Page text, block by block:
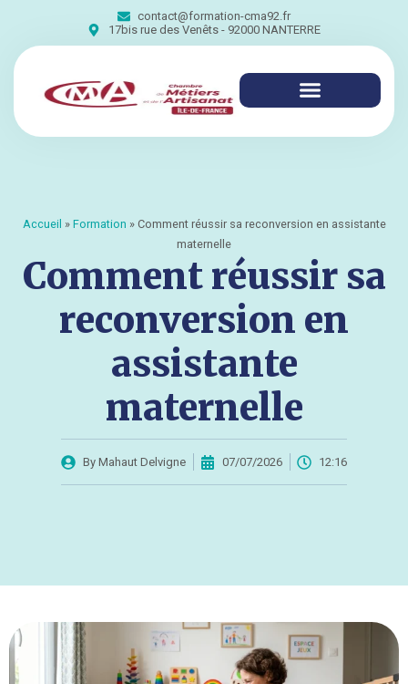
contact@formation-cma92.fr
17bis rue des Venêts - 92000 NANTERRE
Accueil » Formation » Comment réussir sa reconversion en assistante
maternelle
Comment réussir sa
reconversion en
assistante
maternelle
By Mahaut Delvigne 07/07/2026 12:16